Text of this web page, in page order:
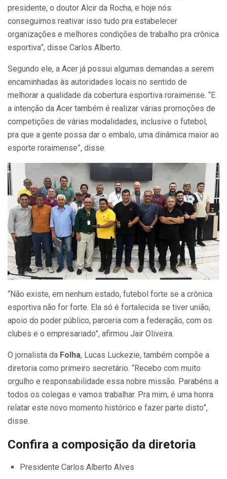
presidente, o doutor Alcir da Rocha, e hoje nós
conseguimos reativar isso tudo pra estabelecer
organizações e melhores condições de trabalho pra crônica
esportiva”, disse Carlos Alberto.
Segundo ele, a Acer já possui algumas demandas a serem
encaminhadas às autoridades locais no sentido de
melhorar a qualidade da cobertura esportiva roraimense. “E
a intenção da Acer também é realizar várias promoções de
competições de várias modalidades, inclusive o futebol,
pra que a gente possa dar o embalo, uma dinâmica maior ao
esporte roraimense”, disse.
“Não existe, em nenhum estado, futebol forte se a crônica
esportiva não for forte. Ela só é fortalecida se tiver união,
apoio do poder público, parceria com a federação, com os
clubes e o empresariado”, afirmou Jair Oliveira.
O jornalista da Folha, Lucas Luckezie, também compõe a
diretoria como primeiro secretário. “Recebo com muito
orgulho e responsabilidade essa nobre missão. Parabéns a
todos os colegas e vamos trabalhar. Pra mim, é uma honra
relatar este novo momento histórico e fazer parte disto”,
disse.
Confira a composição da diretoria
Presidente Carlos Alberto Alves